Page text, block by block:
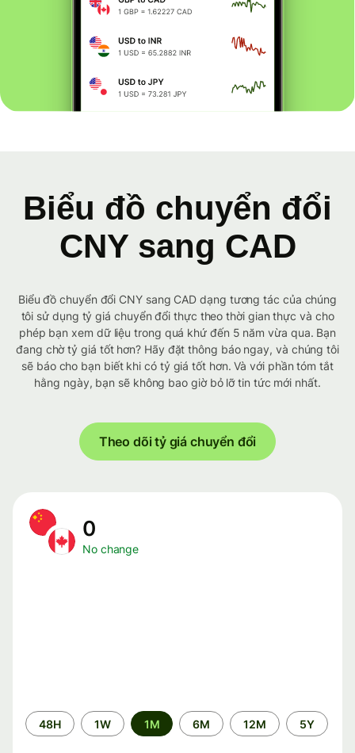
Biểu đồ chuyển đổi
CNY sang CAD
Biểu đồ chuyển đổi CNY sang CAD dạng tương tác của chúng
tôi sử dụng tỷ giá chuyển đổi thực theo thời gian thực và cho
phép bạn xem dữ liệu trong quá khứ đến 5 năm vừa qua. Bạn
đang chờ tỷ giá tốt hơn? Hãy đặt thông báo ngay, và chúng tôi
sẽ báo cho bạn biết khi có tỷ giá tốt hơn. Và với phần tóm tắt
hằng ngày, bạn sẽ không bao giờ bỏ lỡ tin tức mới nhất.
Theo dõi tỷ giá chuyển đổi
0
No change
Time
period
48H 1W 1M 6M 12M 5Y